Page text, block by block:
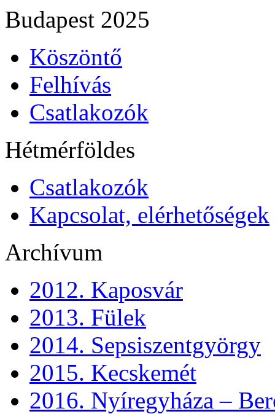
Budapest 2025
Köszöntő
Felhívás
Csatlakozók
Hétmérföldes
Csatlakozók
Kapcsolat, elérhetőségek
Archívum
2012. Kaposvár
2013. Fülek
2014. Sepsiszentgyörgy
2015. Kecskemét
2016. Nyíregyháza –